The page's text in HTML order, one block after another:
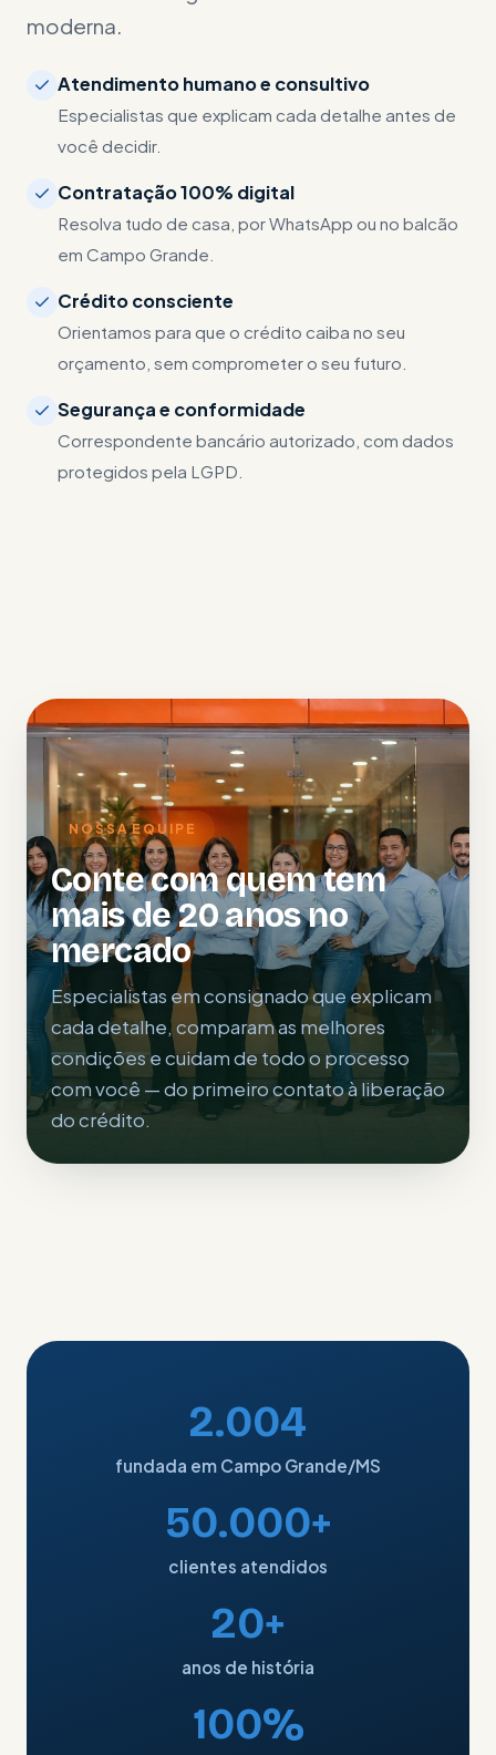
moderna.
Atendimento humano e consultivo
Especialistas que explicam cada detalhe antes de
você decidir.
Contratação 100% digital
Resolva tudo de casa, por WhatsApp ou no balcão
em Campo Grande.
Crédito consciente
Orientamos para que o crédito caiba no seu
orçamento, sem comprometer o seu futuro.
Segurança e conformidade
Correspondente bancário autorizado, com dados
protegidos pela LGPD.
NOSSA EQUIPE
Conte com quem tem
mais de 20 anos no
mercado
Especialistas em consignado que explicam
cada detalhe, comparam as melhores
condições e cuidam de todo o processo
com você — do primeiro contato à liberação
do crédito.
2.004
fundada em Campo Grande/MS
50.000+
clientes atendidos
20+
anos de história
100%